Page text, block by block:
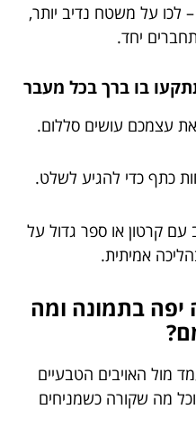
לכו על משטח נדיב יותר,
יחד.
עצמכם עושים סללום.
כתף כדי להגיע לשלט.
קרטון או ספר גדול על
אמיתית.
יפה בתמונה ומה
מול האויבים הטבעיים
מה שקורה כשמניחים